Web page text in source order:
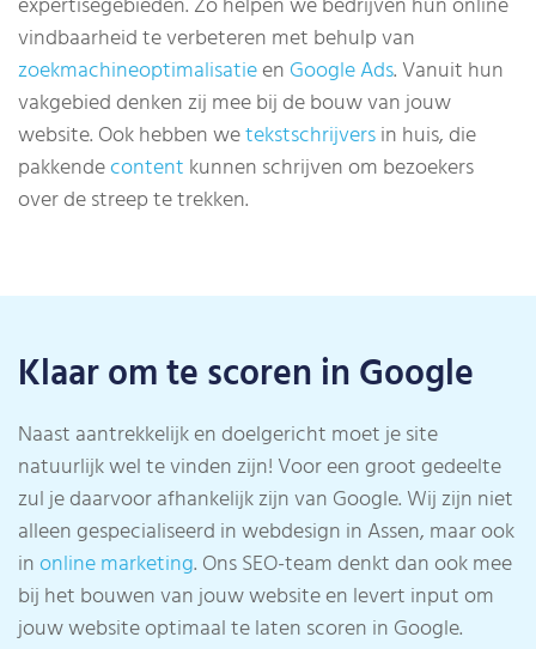
expertisegebieden. Zo helpen we bedrijven hun online
vindbaarheid te verbeteren met behulp van
zoekmachineoptimalisatieen Google Ads. Vanuit hun
vakgebied denken zij mee bij de bouw van jouw
website. Ook hebben wetekstschrijversin huis, die
pakkendecontent kunnen schrijven om bezoekers
over de streep te trekken.
Klaar om te scoren in Google
Naast aantrekkelijk en doelgericht moet je site
natuurlijk wel te vinden zijn! Voor een groot gedeelte
zul je daarvoor afhankelijk zijn van Google. Wij zijn niet
alleen gespecialiseerd in webdesign in Assen, maar ook
inonline marketing. Ons SEO-team denkt dan ook mee
bij het bouwen van jouw website en levert input om
jouw website optimaal te laten scoren in Google.